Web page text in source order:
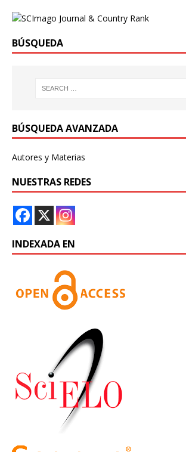
BÚSQUEDA
BÚSQUEDA AVANZADA
Autores y Materias
NUESTRAS REDES
INDEXADA EN